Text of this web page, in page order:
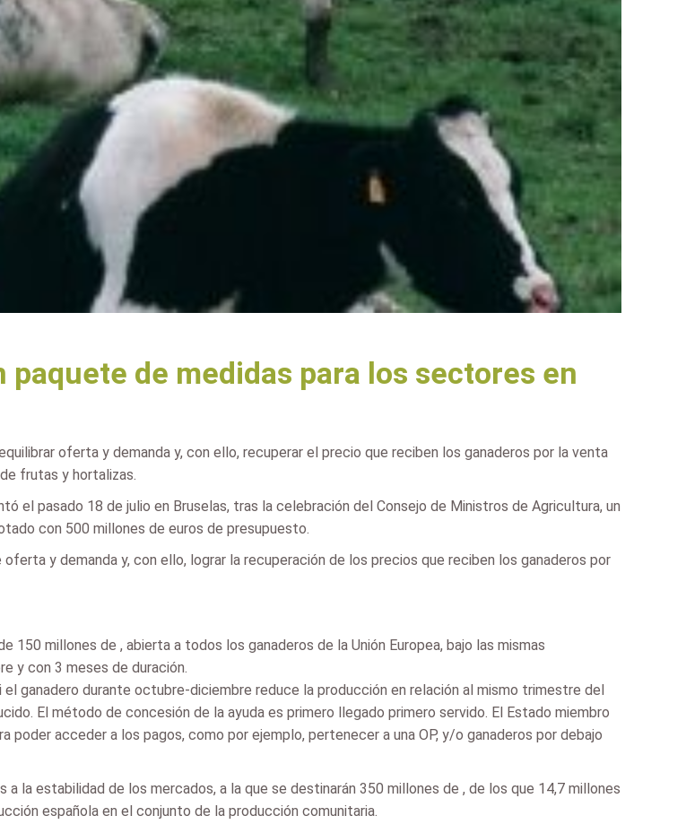
de medidas para los sectores en
oferta y demanda y, con ello, recuperar el precio que reciben los ganaderos por la venta
frutas y hortalizas.
el pasado 18 de julio en Bruselas, tras la celebración del Consejo de Ministros de Agricultura, un
con 500 millones de euros de presupuesto.
y demanda y, con ello, lograr la recuperación de los precios que reciben los ganaderos por
150 millones de , abierta a todos los ganaderos de la Unión Europea, bajo las mismas
y con 3 meses de duración.
ganadero durante octubre-diciembre reduce la producción en relación al mismo trimestre del
El método de concesión de la ayuda es primero llegado primero servido. El Estado miembro
acceder a los pagos, como por ejemplo, pertenecer a una OP, y/o ganaderos por debajo
la estabilidad de los mercados, a la que se destinarán 350 millones de , de los que 14,7 millones
española en el conjunto de la producción comunitaria.